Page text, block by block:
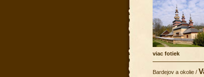
viac fotiek
Bardejov a okolie /